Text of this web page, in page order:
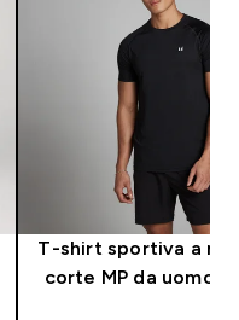
T-shirt sportiva a
corte MP da uomo -